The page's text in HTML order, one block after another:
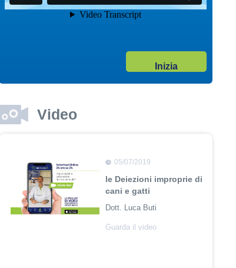
Inizia
Video
04/10/2017
Adozione
Dott. Maurizio Albano
05/07/2019
le Deiezioni improprie di
cani e gatti
Dott. Luca Buti
Guarda il video